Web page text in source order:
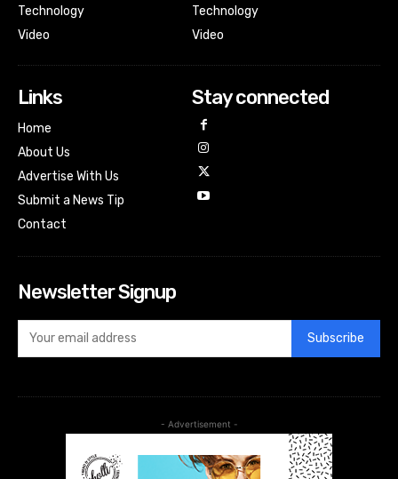
Technology
Video
Technology
Video
Links
Home
About Us
Advertise With Us
Submit a News Tip
Contact
Stay connected
Newsletter Signup
Subscribe
- Advertisement -